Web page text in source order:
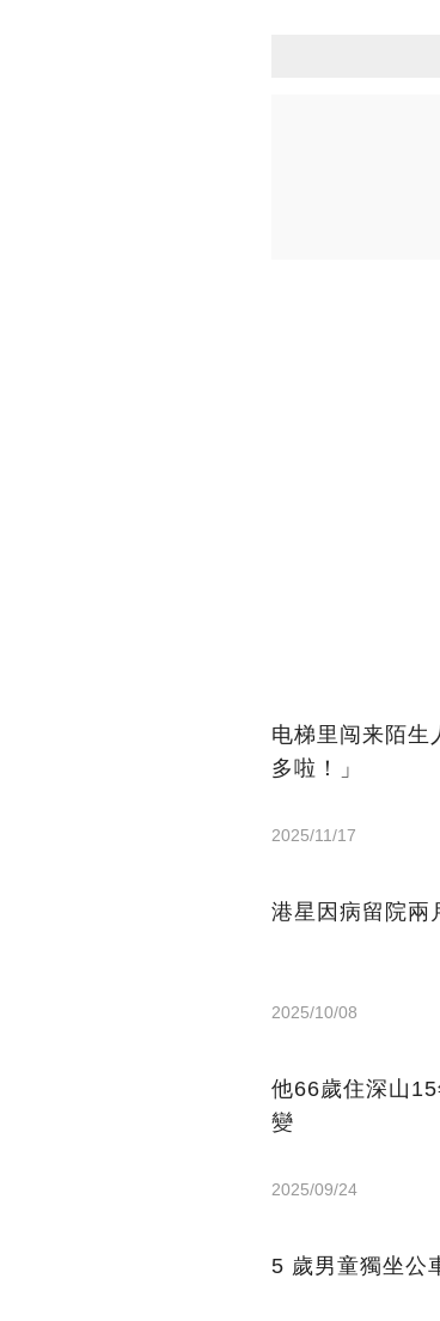
电梯里闯来陌生
多啦！」
2025/11/17
港星因病留院兩
2025/10/08
他66歲住深山
變
2025/09/24
5 歲男童獨坐公